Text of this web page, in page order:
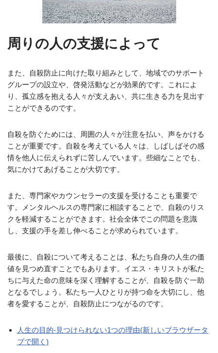
周りの人の支援によって
また、自殺防止に向けた取り組みとして、地域でのサポート
グループの設立や、啓発活動などが効果的です。これによ
り、孤立感を抱える人々が支えあい、共に生きる力を見出す
ことができるのです。
自殺を防ぐためには、周囲の人々が注意を払い、声をかける
ことが重要です。自殺を考えている人々は、しばしばその感
情を他人に伝えられずに苦しんでいます。些細なことでも、
気にかけてあげることが大切です。
また、専門家やカウンセラーの支援を受けることも重要で
す。メンタルヘルスの専門家に相談することで、自殺のリス
クを軽減することができます。社会全体でこの問題を意識
し、支援の手を差し伸べることが求められています。
最後に、自殺について考えることは、私たち自身の人生の価
値を見つめ直すことでもあります。イエス・キリストが私た
ちに与えた命の意味を深く理解することが、自殺を防ぐ一助
となるでしょう。私たち一人ひとりが持つ命を大切にし、他
者を愛することが、自殺防止につながるのです。
人生の目的-見つけられない1つの理由(新しいブラウザータ
ブで開く)